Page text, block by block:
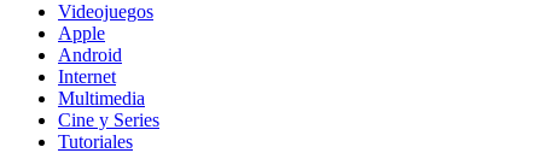
Videojuegos
Apple
Android
Internet
Multimedia
Cine y Series
Tutoriales